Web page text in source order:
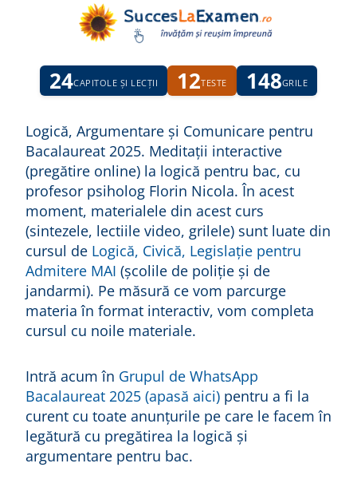
24CAPITOLE ȘI LECȚII 12TESTE 148GRILE
Logică, Argumentare și Comunicare pentru
Bacalaureat 2025. Meditații interactive
(pregătire online) la logică pentru bac, cu
profesor psiholog Florin Nicola. În acest
moment, materialele din acest curs
(sintezele, lectiile video, grilele) sunt luate din
cursul de Logică, Civică, Legislație pentru
Admitere MAI (școlile de poliție și de
jandarmi). Pe măsură ce vom parcurge
materia în format interactiv, vom completa
cursul cu noile materiale.
Intră acum în Grupul de WhatsApp
Bacalaureat 2025 (apasă aici) pentru a fi la
curent cu toate anunțurile pe care le facem în
legătură cu pregătirea la logică și
argumentare pentru bac.